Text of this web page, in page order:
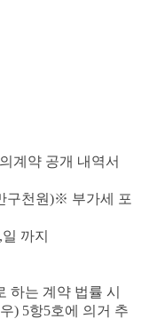
계약 공개 내역서
구천원)※ 부가세 포
일 까지
하는 계약 법률 시
) 5항5호에 의거 추